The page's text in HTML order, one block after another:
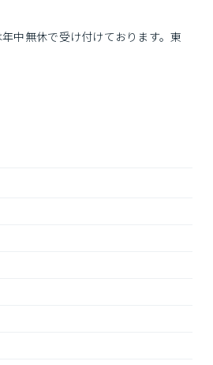
中無休で受け付けております。東